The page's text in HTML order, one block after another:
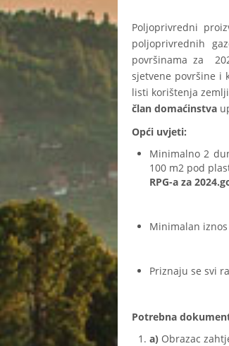
Poljoprivredni
poljoprivrednih
površinama za
sjetvene površine i
listi korištenja
član domaćinstva
Opći uvjeti:
Minimalno 2
100 m2 pod
RPG-a za
Minimalan
Priznaju se svi
Potrebna
a) Obrazac